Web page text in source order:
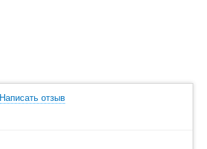
Написать отзыв